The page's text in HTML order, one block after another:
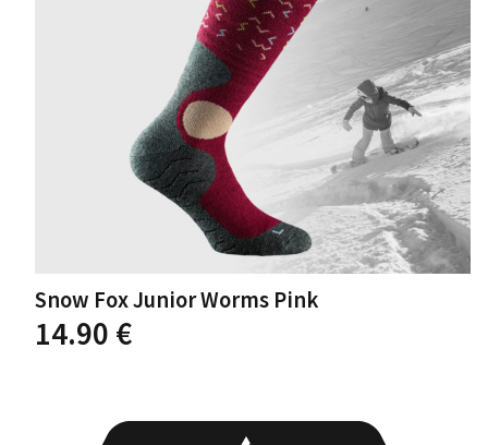
Snow Fox Junior Worms Pink
14.90 €Ovaj
proizvod